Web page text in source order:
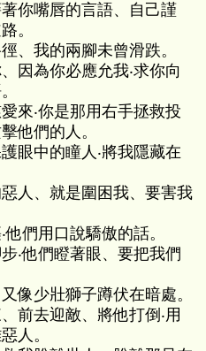
你嘴唇的言語、自己謹
。
、我的兩腳未曾滑跌。
因為你必應允我‧求你向
來‧你是那用右手拯救投
他們的人。
眼中的瞳人‧將我隱藏在
人、就是圍困我、要害我
們用口說驕傲的話。
‧他們瞪著眼、要把我們
像少壯獅子蹲伏在暗處。
前去迎敵、將他打倒‧用
人。